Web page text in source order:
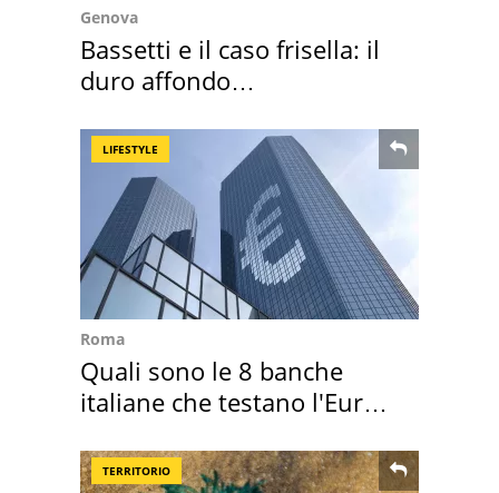
Genova
Bassetti e il caso frisella: il
duro affondo
LIFESTYLE
Roma
Quali sono le 8 banche
italiane che testano l'Euro
TERRITORIO